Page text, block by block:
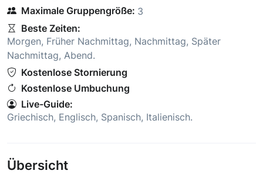
Maximale Gruppengröße: 3
Beste Zeiten:
Morgen, Früher Nachmittag, Nachmittag, Später
Nachmittag, Abend.
Kostenlose Stornierung
Kostenlose Umbuchung
Live-Guide:
Griechisch, Englisch, Spanisch, Italienisch.
Übersicht